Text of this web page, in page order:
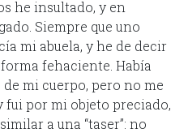
he insultado, y en
Siempre que uno
mi abuela, y he de decir
fehaciente. Había
mi cuerpo, pero no me
fui por mi objeto preciado,
a una “taser”: no